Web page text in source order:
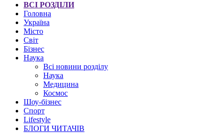
ВСІ РОЗДІЛИ
Головна
Україна
Місто
Світ
Бізнес
Наука
Всі новини розділу
Наука
Медицина
Космос
Шоу-бізнес
Спорт
Lifestyle
БЛОГИ ЧИТАЧІВ